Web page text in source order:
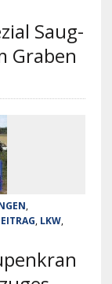
Saug-
Graben
,
, LKW,